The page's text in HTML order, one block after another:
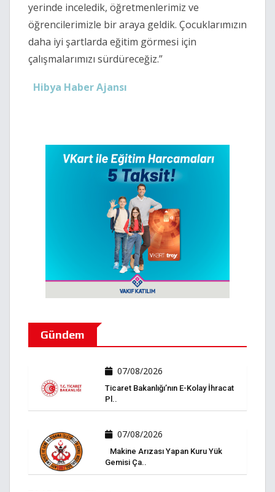
yerinde inceledik, öğretmenlerimiz ve
öğrencilerimizle bir araya geldik. Çocuklarımızın
daha iyi şartlarda eğitim görmesi için
çalışmalarımızı sürdüreceğiz.”
Hibya Haber Ajansı
Gündem
07/08/2026
Ticaret Bakanlığı’nın E-Kolay İhracat
Pl..
07/08/2026
Makine Arızası Yapan Kuru Yük
Gemisi Ça..